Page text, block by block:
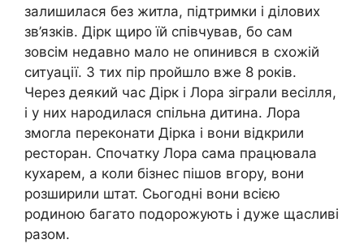
залишилася без житла, підтримки і ділових
зв’язків. Дірк щиро їй співчував, бо сам
зовсім недавно мало не опинився в схожій
ситуації. З тих пір пройшло вже 8 років.
Через деякий час Дірк і Лора зіграли весілля,
і у них народилася спільна дитина. Лора
змогла переконати Дірка і вони відкрили
ресторан. Спочатку Лора сама працювала
кухарем, а коли бізнес пішов вгору, вони
розширили штат. Сьогодні вони всією
родиною багато подорожують і дуже щасливі
разом.